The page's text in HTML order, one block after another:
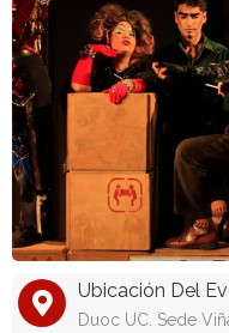
Ubicación Del
Duoc UC. Sede